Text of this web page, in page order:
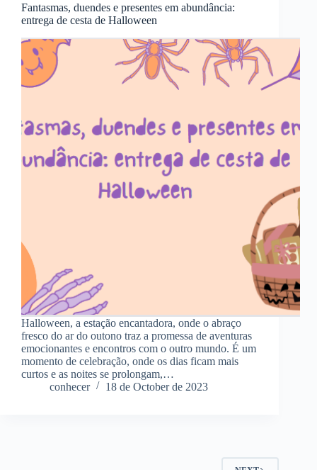
Fantasmas, duendes e presentes em abundância:
entrega de cesta de Halloween
Halloween, a estação encantadora, onde o abraço
fresco do ar do outono traz a promessa de aventuras
emocionantes e encontros com o outro mundo. É um
momento de celebração, onde os dias ficam mais
curtos e as noites se prolongam,…
conhecer
18 de October de 2023